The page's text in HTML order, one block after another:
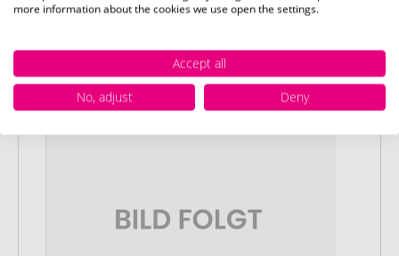
hebben, dan kunt u dit later aanleveren.
more information about the cookies we use open the settings.
Accept all
No, adjust
Deny